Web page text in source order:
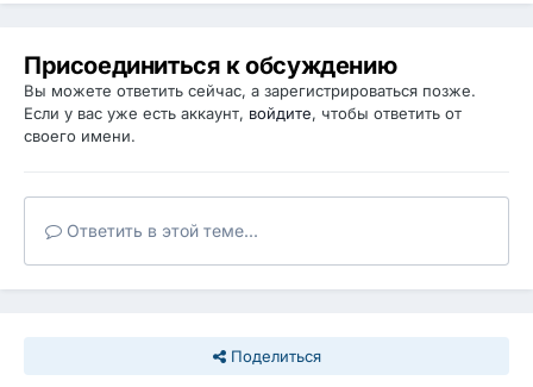
Присоединиться к обсуждению
Вы можете ответить сейчас, а зарегистрироваться позже.
Если у вас уже есть аккаунт, войдите, чтобы ответить от
своего имени.
Ответить в этой теме...
Поделиться